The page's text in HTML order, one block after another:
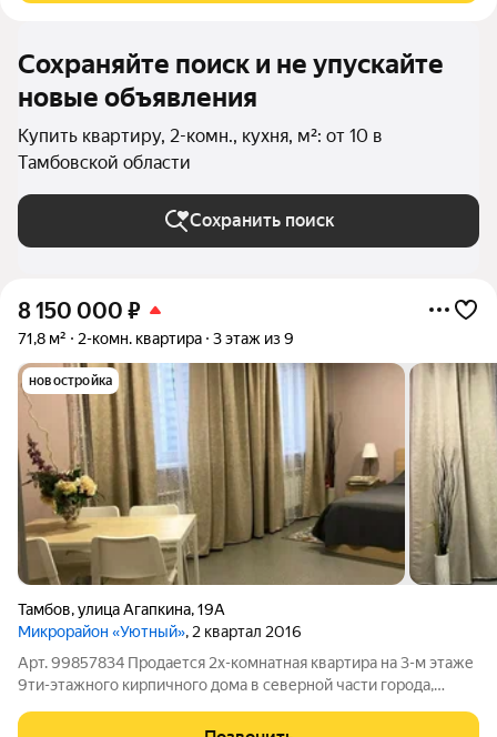
Сохраняйте поиск и не упускайте
новые объявления
Купить квартиру, 2-комн., кухня, м²: от 10 в
Тамбовской области
Сохранить поиск
8 150 000 ₽
71,8 м² 2-комн. квартира 3 этаж из 9
новостройка
Тамбов,улица Агапкина,19А
Микрорайон «Уютный», 2 квартал 2016
Арт. 99857834 Продается 2х-комнатная квартира на 3-м этаже
9ти-этажного кирпичного дома в северной части города,
квартире сделан отличный ремонт, установлена вся